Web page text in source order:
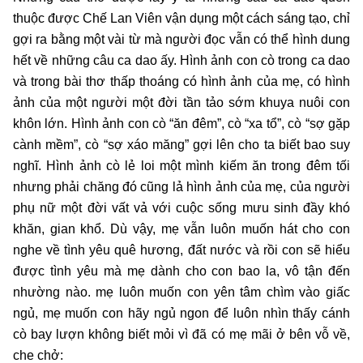
thuộc được Chế Lan Viên vận dụng một cách sáng tạo, chỉ
gợi ra bằng một vài từ mà người đọc vẫn có thể hình dung
hết về những câu ca dao ấy. Hình ảnh con cò trong ca dao
và trong bài thơ thấp thoáng có hình ảnh của mẹ, có hình
ảnh của một người một đời tần tảo sớm khuya nuôi con
khôn lớn. Hình ảnh con cò “ăn đêm”, cò “xa tổ”, cò “sợ gặp
cành mềm”, cò “sợ xáo măng” gợi lên cho ta biết bao suy
nghĩ. Hình ảnh cò lẻ loi một mình kiếm ăn trong đêm tối
nhưng phải chăng đó cũng lả hình ảnh của mẹ, của người
phụ nữ một đời vất vả với cuộc sống mưu sinh đầy khó
khăn, gian khổ. Dù vậy, mẹ vẫn luôn muốn hát cho con
nghe về tình yêu quê hương, đất nước và rồi con sẽ hiểu
được tình yêu mà mẹ dành cho con bao la, vô tận đến
nhường nào. mẹ luôn muốn con yên tâm chìm vào giấc
ngủ, mẹ muốn con hãy ngủ ngon để luôn nhìn thấy cánh
cò bay lượn không biết mỏi vì đã có mẹ mãi ở bên vỗ về,
che chở: